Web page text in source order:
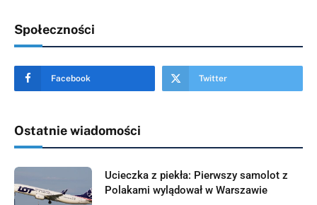
Społeczności
Facebook Twitter
Ostatnie wiadomości
Ucieczka z piekła: Pierwszy samolot z
Polakami wylądował w Warszawie